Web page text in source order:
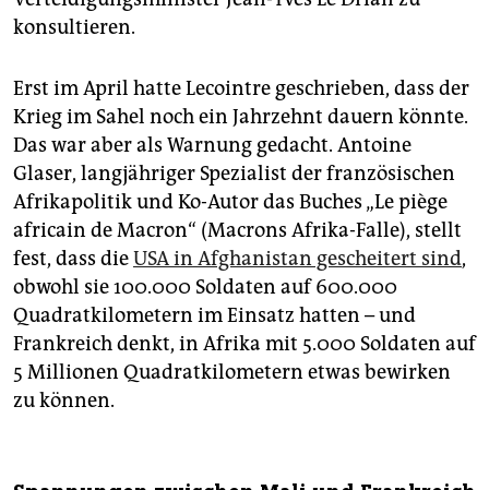
konsultieren.
Erst im April hatte Lecointre geschrieben, dass der
Krieg im Sahel noch ein Jahrzehnt dauern könnte.
Das war aber als Warnung gedacht. Antoine
Glaser, langjähriger Spezialist der französischen
Afrikapolitik und Ko-Autor das Buches „Le piège
africain de Macron“ (Macrons Afrika-Falle), stellt
fest, dass dieUSA in Afghanistan gescheitert sind,
obwohl sie 100.000 Soldaten auf 600.000
Quadratkilometern im Einsatz hatten – und
Frankreich denkt, in Afrika mit 5.000 Soldaten auf
5 Millionen Quadratkilometern etwas bewirken
zu können.